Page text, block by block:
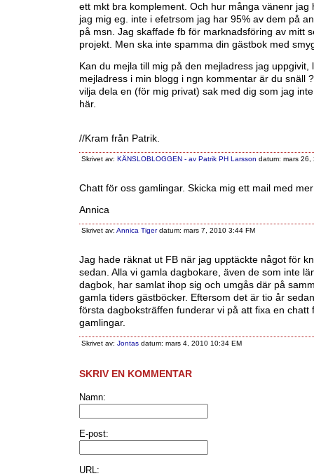
ett mkt bra komplement. Och hur många vänenr jag
jag mig eg. inte i efetrsom jag har 95% av dem på
på msn. Jag skaffade fb för marknadsföring av mitt
projekt. Men ska inte spamma din gästbok med
Kan du mejla till mig på den mejladress jag uppgivit,
mejladress i min blogg i ngn kommentar är du snäll
vilja dela en (för mig privat) sak med dig som jag
här.
//Kram från Patrik.
Skrivet av: KÄNSLOBLOGGEN - av Patrik PH Larsson datum: mars 26,
Chatt för oss gamlingar. Skicka mig ett mail med
Annica
Skrivet av: Annica Tigerdatum: mars 7, 2010 3:44 FM
Jag hade räknat ut FB när jag upptäckte något för
sedan. Alla vi gamla dagbokare, även de som inte
dagbok, har samlat ihop sig och umgås där på
gamla tiders gästböcker. Eftersom det är tio år
första dagboksträffen funderar vi på att fixa en chatt
gamlingar.
Skrivet av: Jontas datum: mars 4, 2010 10:34 EM
SKRIV EN KOMMENTAR
Namn:
E-post:
URL: